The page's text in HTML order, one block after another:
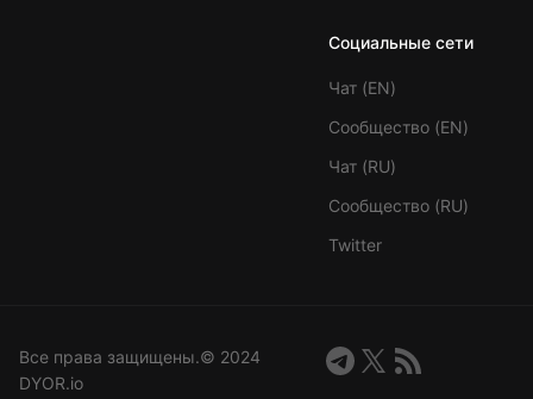
Социальные сети
Чат (EN)
Сообщество (EN)
Чат (RU)
Сообщество (RU)
Twitter
Все права защищены.©️ 2024
DYOR.io